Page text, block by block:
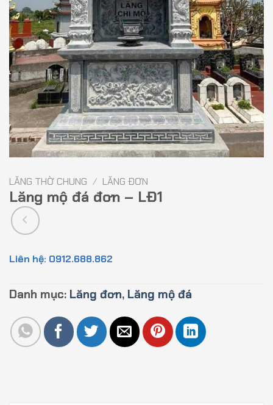
LĂNG THỜ CHUNG / LĂNG ĐƠN
Lăng mộ đá đơn – LĐ1
Liên hệ: 0912.688.862
Danh mục: Lăng đơn, Lăng mộ đá